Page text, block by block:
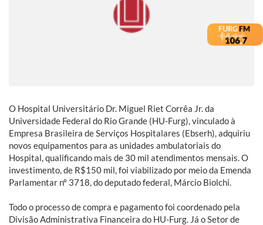
O Hospital Universitário Dr. Miguel Riet Corrêa Jr. da
Universidade Federal do Rio Grande (HU-Furg), vinculado à
Empresa Brasileira de Serviços Hospitalares (Ebserh), adquiriu
novos equipamentos para as unidades ambulatoriais do
Hospital, qualificando mais de 30 mil atendimentos mensais. O
investimento, de R$150 mil, foi viabilizado por meio da Emenda
Parlamentar nº 3718, do deputado federal, Márcio Biolchi.
Todo o processo de compra e pagamento foi coordenado pela
Divisão Administrativa Financeira do HU-Furg. Já o Setor de